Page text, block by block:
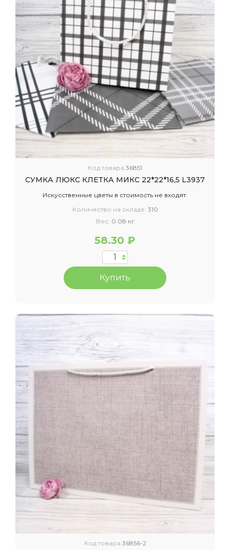
Код товара 36851
СУМКА ЛЮКС КЛЕТКА МИКС 22*22*16,5 L3937
Искусственные цветы в стоимость не входят.
Количество на складе: 310
Вес: 0.08 кг
58.30 ₽
Купить
Код товара 36856-2